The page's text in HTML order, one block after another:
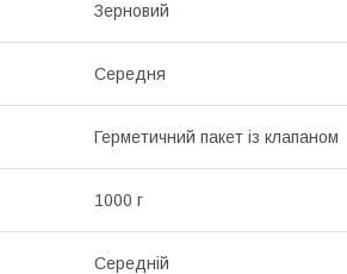
Зерновий
Середня
Герметичний пакет із клапаном
1000 г
Середній